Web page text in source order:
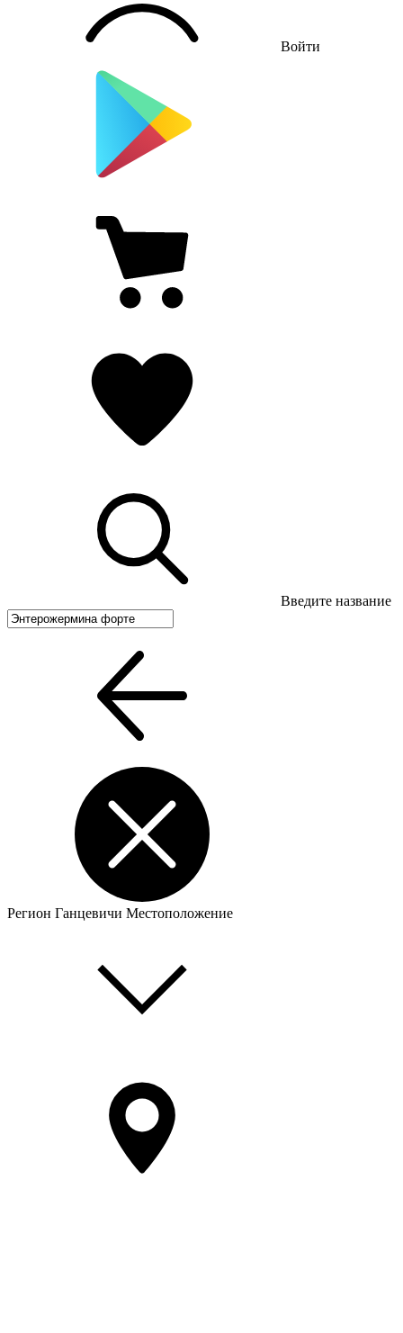
Войти
Введите название
Регион Ганцевичи Местоположение